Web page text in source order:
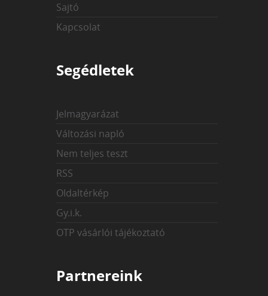
Sajtó
Kapcsolat
Segédletek
Jelmagyarázat
Változási napló
Nem teljes teszt
RSS
Oldaltérkép
Gy.i.k.
OTP vásárlói tájékoztató
Partnereink